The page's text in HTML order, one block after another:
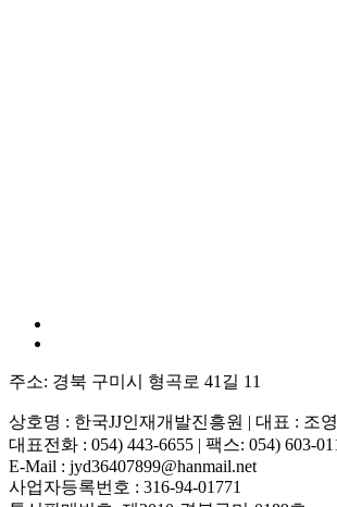
주소: 경북 구미시 형곡로 41길 11
상호명 : 한국JJ인재개발진흥원 | 대표 : 조
대표전화 : 054) 443-6655 | 팩스: 054) 603-
E-Mail : jyd36407899@hanmail.net
사업자등록번호 : 316-94-01771